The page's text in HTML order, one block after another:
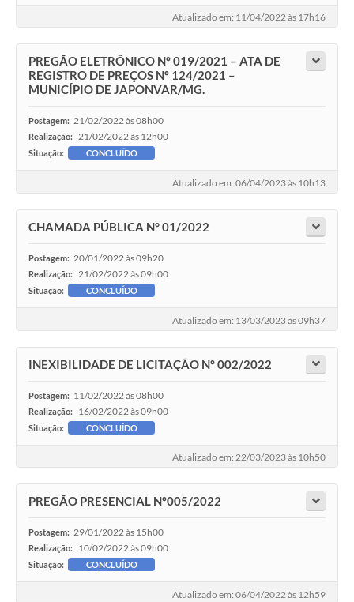
Atualizado em: 11/04/2022 às 17h16
PREGÃO ELETRÔNICO Nº 019/2021 – ATA DE
REGISTRO DE PREÇOS Nº 124/2021 –
MUNICÍPIO DE JAPONVAR/MG.
Postagem: 21/02/2022 às 08h00
Realização: 21/02/2022 às 12h00
Situação: CONCLUÍDO
Atualizado em: 06/04/2023 às 10h13
CHAMADA PÚBLICA N° 01/2022
Postagem: 20/01/2022 às 09h20
Realização: 21/02/2022 às 09h00
Situação: CONCLUÍDO
Atualizado em: 13/03/2023 às 09h37
INEXIBILIDADE DE LICITAÇÃO Nº 002/2022
Postagem: 11/02/2022 às 08h00
Realização: 16/02/2022 às 09h00
Situação: CONCLUÍDO
Atualizado em: 22/03/2023 às 10h50
PREGÃO PRESENCIAL Nº005/2022
Postagem: 29/01/2022 às 15h00
Realização: 10/02/2022 às 09h00
Situação: CONCLUÍDO
Atualizado em: 06/04/2022 às 12h59